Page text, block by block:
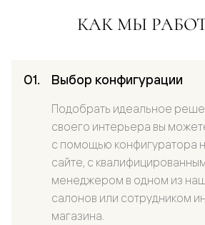
КАК МЫ
Выбор конфигурации
Подобрать идеальное
своего интерьера вы
с помощью конфигуратора
сайте, с
менеджером в одном из
салонов или сотрудником
магазина.